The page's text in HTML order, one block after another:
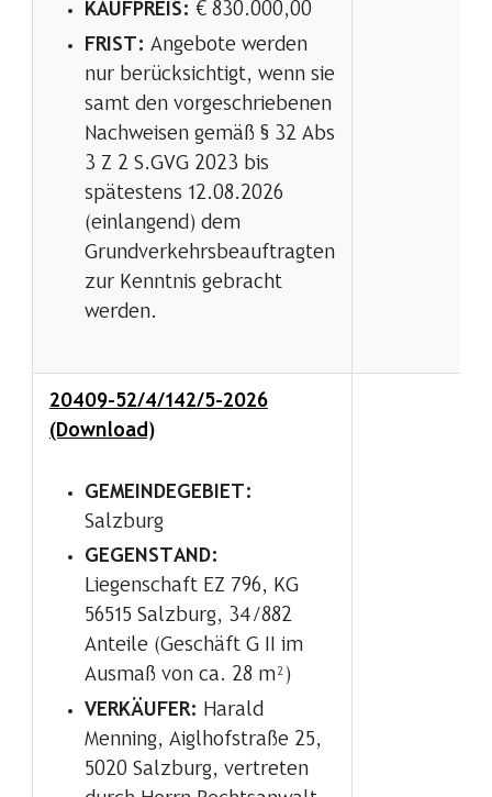
KAUFPREIS: € 830.000,00
FRIST: Angebote werden
nur berücksichtigt, wenn sie
samt den vorgeschriebenen
Nachweisen gemäß § 32 Abs
3 Z 2 S.GVG 2023 bis
spätestens 12.08.2026
(einlangend) dem
Grundverkehrsbeauftragten
zur Kenntnis gebracht
werden.
20409-52/4/142/5-2026
(Download)
GEMEINDEGEBIET:
Salzburg
GEGENSTAND:
Liegenschaft EZ 796, KG
56515 Salzburg, 34/882
Anteile (Geschäft G II im
Ausmaß von ca. 28 m²)
VERKÄUFER: Harald
Menning, Aiglhofstraße 25,
5020 Salzburg, vertreten